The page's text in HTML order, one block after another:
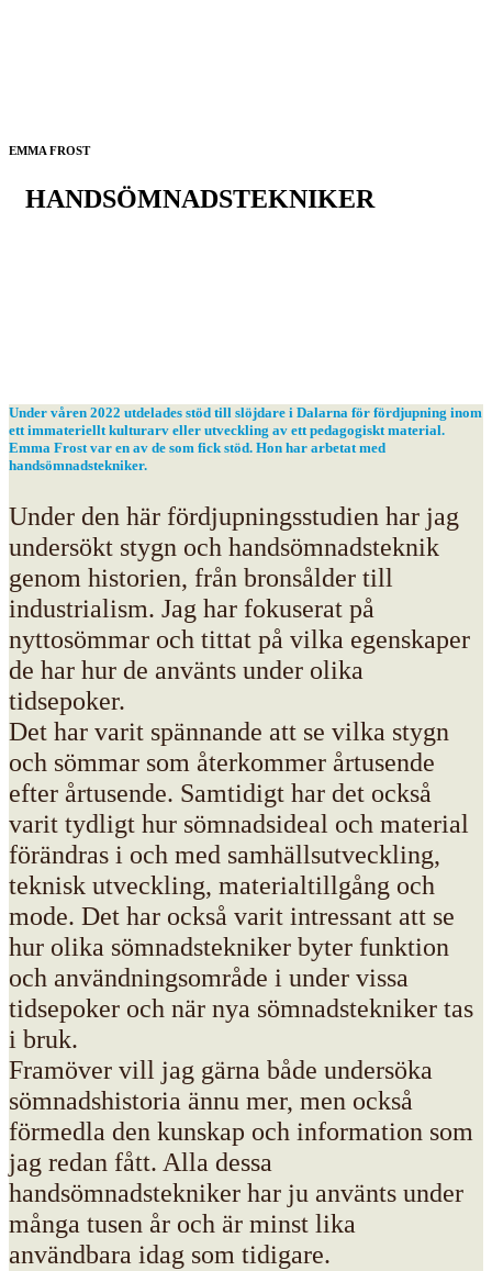
EMMA FROST
HANDSÖMNADSTEKNIKER
Under våren 2022 utdelades stöd till slöjdare i Dalarna för fördjupning inom
ett immateriellt kulturarv eller utveckling av ett pedagogiskt material.
Emma Frost var en av de som fick stöd. Hon har arbetat med
handsömnadstekniker.
Under den här fördjupningsstudien har jag
undersökt stygn och handsömnadsteknik
genom historien, från bronsålder till
industrialism. Jag har fokuserat på
nyttosömmar och tittat på vilka egenskaper
de har hur de använts under olika
tidsepoker.
Det har varit spännande att se vilka stygn
och sömmar som återkommer årtusende
efter årtusende. Samtidigt har det också
varit tydligt hur sömnadsideal och material
förändras i och med samhällsutveckling,
teknisk utveckling, materialtillgång och
mode. Det har också varit intressant att se
hur olika sömnadstekniker byter funktion
och användningsområde i under vissa
tidsepoker och när nya sömnadstekniker tas
i bruk.
Framöver vill jag gärna både undersöka
sömnadshistoria ännu mer, men också
förmedla den kunskap och information som
jag redan fått. Alla dessa
handsömnadstekniker har ju använts under
många tusen år och är minst lika
användbara idag som tidigare.